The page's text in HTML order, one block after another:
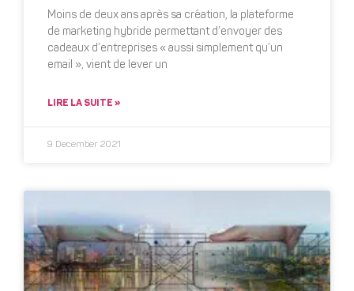
Moins de deux ans après sa création, la plateforme
de marketing hybride permettant d’envoyer des
cadeaux d’entreprises « aussi simplement qu’un
email », vient de lever un
LIRE LA SUITE »
9 December 2021